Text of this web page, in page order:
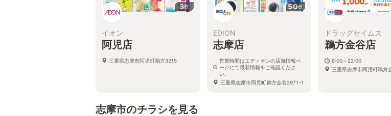
3枚
イオン
阿児店
三重県志摩市阿児町鵜方3215
50枚
EDION
志摩店
営業時間はエディオンの店舗情報ペ
ージにて最新情報をご確認くださ
い。
三重県志摩市阿児町鵜方金谷2971-1
ドラッグセイムス
鵜方金谷店
8:00～22:00
三重県志摩市阿児町鵜方
志摩市のチラシを見る